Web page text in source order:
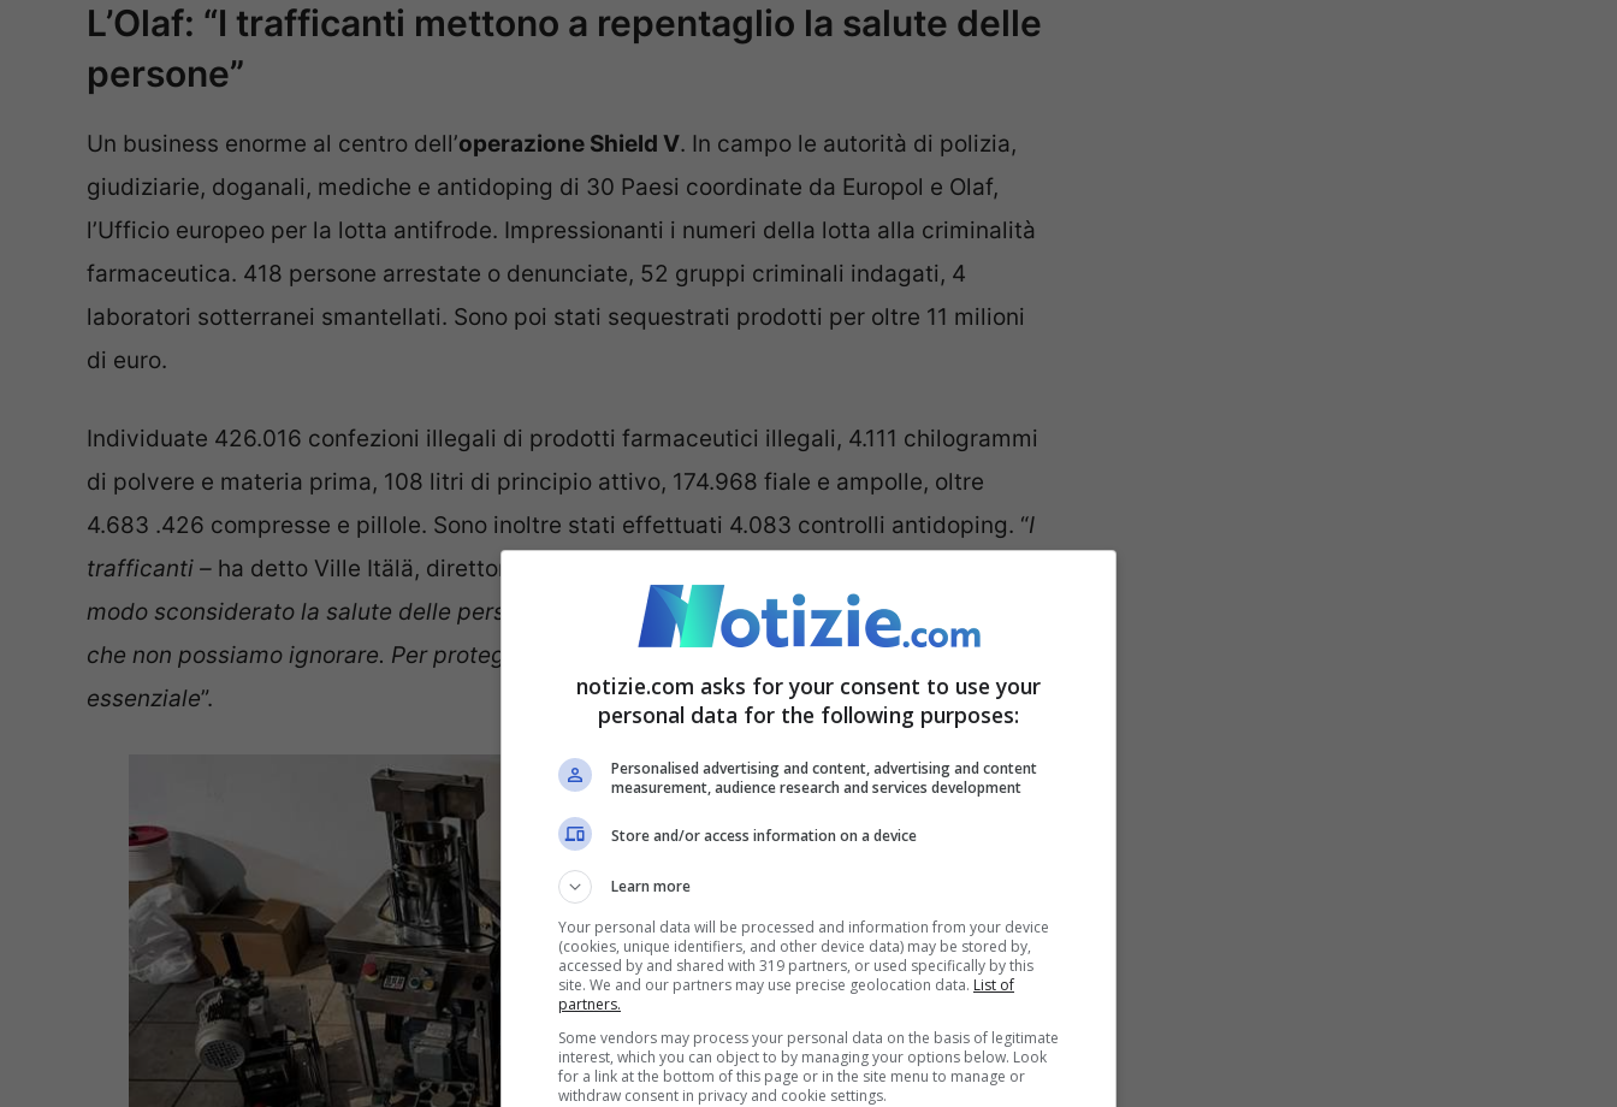
L’Olaf: “I trafficanti mettono a repentaglio la salute delle
persone”
Un business enorme al centro dell’operazione Shield V. In campo le autorità di polizia,
giudiziarie, doganali, mediche e antidoping di 30 Paesi coordinate da Europol e Olaf,
l’Ufficio europeo per la lotta antifrode. Impressionanti i numeri della lotta alla criminalità
farmaceutica. 418 persone arrestate o denunciate, 52 gruppi criminali indagati, 4
laboratori sotterranei smantellati. Sono poi stati sequestrati prodotti per oltre 11 milioni
di euro.
Individuate 426.016 confezioni illegali di prodotti farmaceutici illegali, 4.111 chilogrammi
di polvere e materia prima, 108 litri di principio attivo, 174.968 fiale e ampolle, oltre
4.683 .426 compresse e pillole. Sono inoltre stati effettuati 4.083 controlli antidoping. “I
trafficanti – ha detto Ville Itälä, direttore generale dell’Olaf
modo sconsiderato la salute delle persone
per ottenere un profitto rapido, una realtà
che non possiamo ignorare. Per proteggere i cittadini europei, la cooperazione è
essenziale”.
notizie.com asks for your consent to use your
personal data for the following purposes:
Personalised advertising and content, advertising and content
measurement, audience research and services development
Store and/or access information on a device
Learn more
Your personal data will be processed and information from your device
(cookies, unique identifiers, and other device data) may be stored by,
accessed by and shared with 319 partners, or used specifically by this
site. We and our partners may use precise geolocation data. List of
partners.
Some vendors may process your personal data on the basis of legitimate
interest, which you can object to by managing your options below. Look
for a link at the bottom of this page or in the site menu to manage or
withdraw consent in privacy and cookie settings.